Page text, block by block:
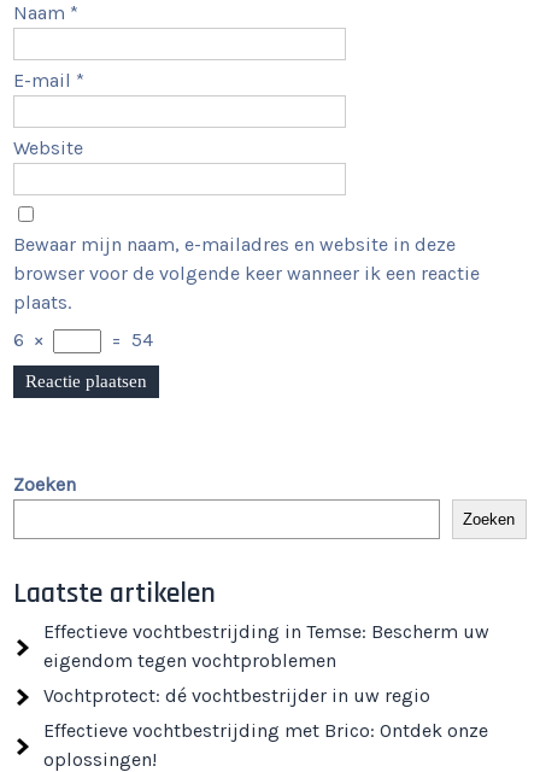
Naam *
E-mail *
Website
Bewaar mijn naam, e-mailadres en website in deze
browser voor de volgende keer wanneer ik een reactie
plaats.
6 × = 54
Zoeken
Zoeken
Laatste artikelen
Effectieve vochtbestrijding in Temse: Bescherm uw
eigendom tegen vochtproblemen
Vochtprotect: dé vochtbestrijder in uw regio
Effectieve vochtbestrijding met Brico: Ontdek onze
oplossingen!